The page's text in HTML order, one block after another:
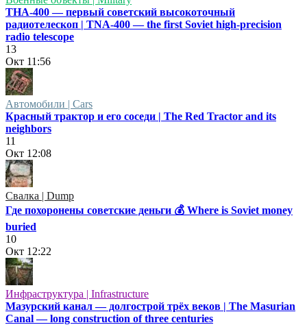
ТНА-400 — первый советский высокоточный
радиотелескоп | TNA-400 — the first Soviet high-precision
radio telescope
13
Окт 11:56
Автомобили | Cars
Красный трактор и его соседи | The Red Tractor and its
neighbors
11
Окт 12:08
Свалка | Dump
Где похоронены советские деньги 💰 Where is Soviet money
buried
10
Окт 12:22
Инфраструктура | Infrastructure
Мазурский канал — долгострой трёх веков | The Masurian
Canal — long construction of three centuries